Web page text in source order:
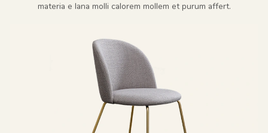
materia e lana molli calorem mollem et purum affert.